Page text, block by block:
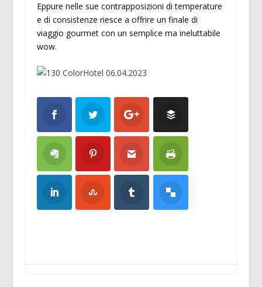
Eppure nelle sue contrapposizioni di temperature
e di consistenze riesce a offrire un finale di
viaggio gourmet con un semplice ma ineluttabile
wow.